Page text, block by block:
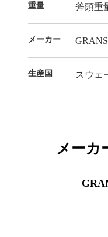
重量 斧頭重
メーカー
生産国 スウェ
メーカ